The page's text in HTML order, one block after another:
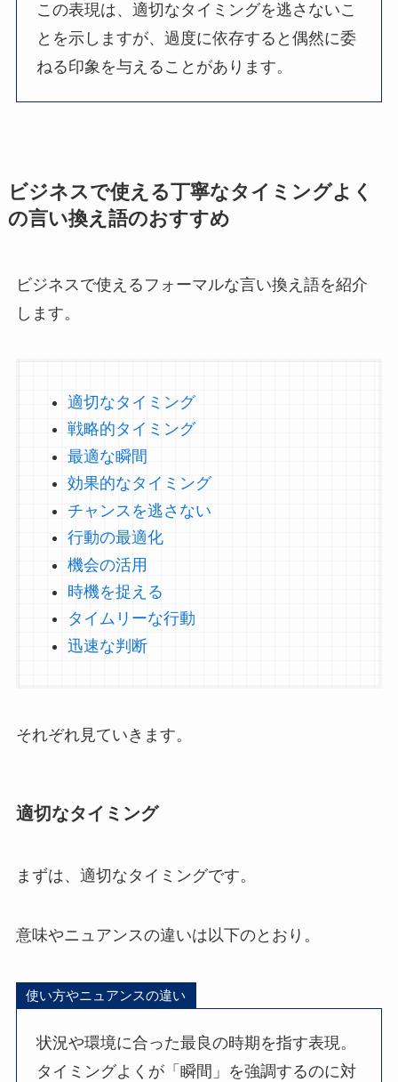
この表現は、適切なタイミングを逃さないこ
とを示しますが、過度に依存すると偶然に委
ねる印象を与えることがあります。
ビジネスで使える丁寧なタイミングよく
の言い換え語のおすすめ
ビジネスで使えるフォーマルな言い換え語を紹介
します。
適切なタイミング
戦略的タイミング
最適な瞬間
効果的なタイミング
チャンスを逃さない
行動の最適化
機会の活用
時機を捉える
タイムリーな行動
迅速な判断
それぞれ見ていきます。
適切なタイミング
まずは、適切なタイミングです。
意味やニュアンスの違いは以下のとおり。
使い方やニュアンスの違い
状況や環境に合った最良の時期を指す表現。
タイミングよくが「瞬間」を強調するのに対